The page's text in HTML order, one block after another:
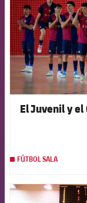
El Juvenil y
FÚTBOL SALA